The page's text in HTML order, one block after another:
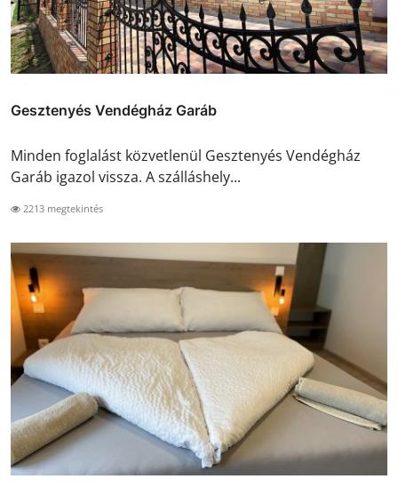
Gesztenyés Vendégház Garáb
Minden foglalást közvetlenül Gesztenyés Vendégház
Garáb igazol vissza. A szálláshely...
2213 megtekintés